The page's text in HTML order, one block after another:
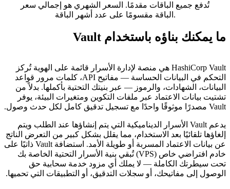
تُدفع جميع الباقات مقدمًا. السعر الشهري هو إجمالي سعر
الباقة مقسومًا على عدد أشهر الباقة.
ما يمكنك بناؤه باستخدام Vault
HashiCorp Vault هي منصة لإدارة الأسرار قائمة على الهوية تُركز
التحكم في البيانات الحساسة — مفاتيح API، كلمات مرور قواعد
البيانات، الشهادات، والرموز — عبر بنيتك التحتية بأكملها. بدلاً من
تشتيت بيانات الاعتماد عبر ملفات التكوين ومتغيرات البيئة، يوفر
Vault مصدرًا موثوقًا واحدًا مع تسجيل تدقيق كامل لكل حدث وصول.
يدعم Vault الأسرار الديناميكية التي يتم إنشاؤها عند الطلب ويتم
إلغاؤها تلقائيًا بعد الاستخدام، مما يقلل بشكل كبير من التعرض الناتج
عن بيانات الاعتماد المسربة أو طويلة الأمد. استضافة Vault ذاتيًا على
خادم افتراضي خاص (VPS) تُبقي بنية الأسرار التحتية الخاصة بك
تحت سيطرتك الكاملة — لا يملك أي مزود خدمة سحابية حق
الوصول إلى مفاتيحك، أو سجلات التدقيق، أو التطبيقات التي تحميها.